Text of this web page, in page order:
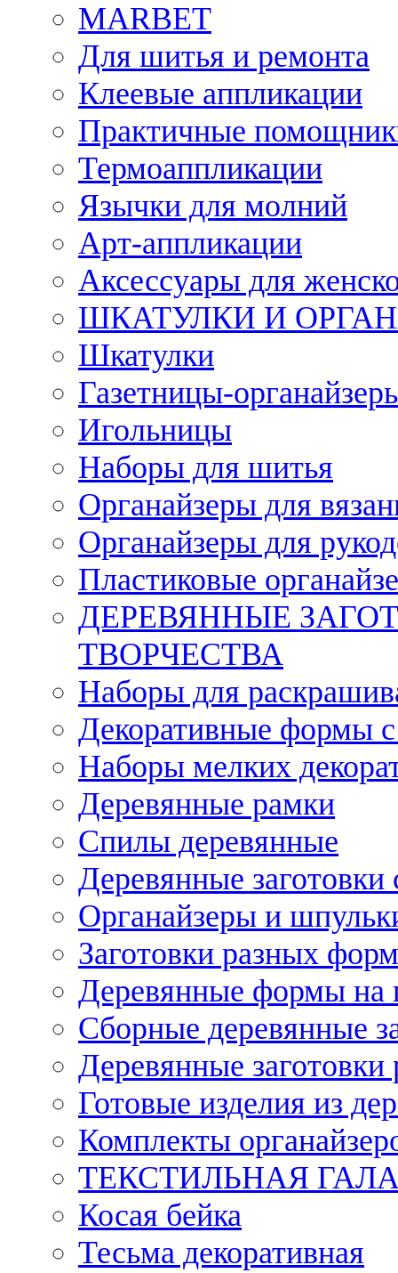
MARBET
Для шитья и ремонта
Клеевые аппликации
Практичные
Термоаппликации
Язычки для молний
Арт-аппликации
Аксессуары для
ШКАТУЛКИ И
Шкатулки
Газетницы-
Игольницы
Наборы для шитья
Органайзеры для
Органайзеры для
Пластиковые
ДЕРЕВЯННЫЕ
ТВОРЧЕСТВА
Наборы для
Декоративные формы с
Наборы мелких
Деревянные рамки
Спилы деревянные
Деревянные заготовки
Органайзеры и
Заготовки разных
Деревянные формы на
Сборные деревянные
Деревянные заготовки
Готовые изделия из
Комплекты
ТЕКСТИЛЬНАЯ
Косая бейка
Тесьма декоративная